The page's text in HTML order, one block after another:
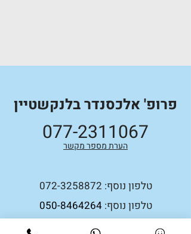
פרופ' אלכסנדר בלנקשטיין
077-2311067
הערת מספר מקשר
טלפון נוסף: 072-3258872
טלפון נוסף:
050-8464264
03-5494269